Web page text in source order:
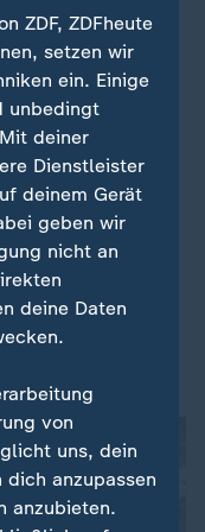
sich der SPD-
Böllerverbot
Thema
war auch die
der
wurde neue
in der Lage sein
und kontrolliert
ZDF, ZDFheute
setzen wir
ein. Einige
unbedingt
deiner
Dienstleister
deinem Gerät
geben wir
nicht an
deine Daten
von
uns, dein
dich anzupassen
anzubieten.